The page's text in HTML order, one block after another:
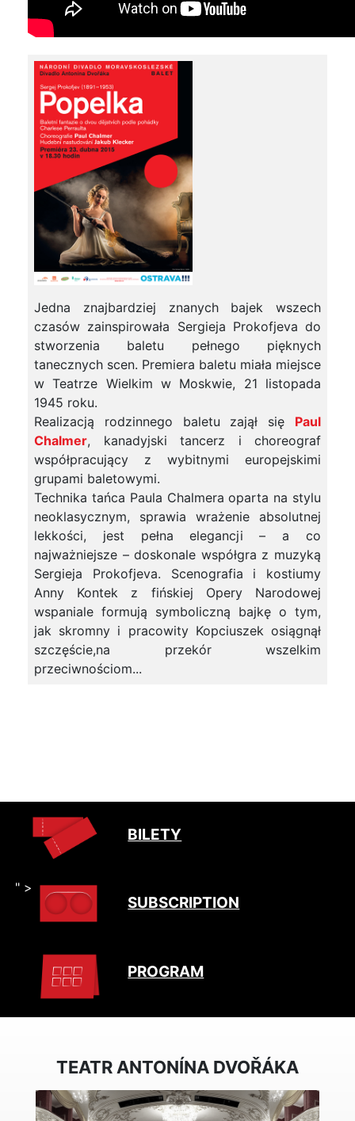
Jedna znajbardziej znanych bajek wszech
czasów zainspirowała Sergieja Prokofjeva do
stworzenia baletu pełnego pięknych
tanecznych scen. Premiera baletu miała miejsce
w Teatrze Wielkim w Moskwie, 21 listopada
1945 roku.
Realizacją rodzinnego baletu zajął się Paul
Chalmer, kanadyjski tancerz i choreograf
współpracujący z wybitnymi europejskimi
grupami baletowymi.
Technika tańca Paula Chalmera oparta na stylu
neoklasycznym, sprawia wrażenie absolutnej
lekkości, jest pełna elegancji – a co
najważniejsze – doskonale współgra z muzyką
Sergieja Prokofjeva. Scenografia i kostiumy
Anny Kontek z fińskiej Opery Narodowej
wspaniale formują symboliczną bajkę o tym,
jak skromny i pracowity Kopciuszek osiągnął
szczęście,na przekór wszelkim
przeciwnościom...
BILETY
" >
SUBSCRIPTION
PROGRAM
TEATR ANTONÍNA DVOŘÁKA